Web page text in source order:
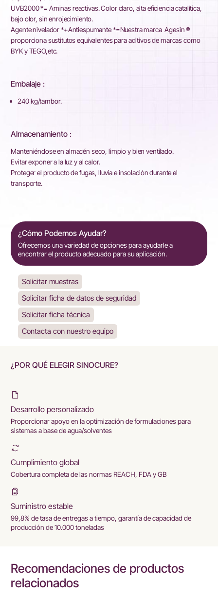
UVB2000 *= Aminas reactivas. Color claro, alta eficiencia catalítica,
bajo olor, sin enrojecimiento.
Agente nivelador *+Antiespumante *=Nuestra marca Agesin ®
proporciona sustitutos equivalentes para aditivos de marcas como
BYK y TEGO,etc.
Embalaje :
240 kg/tambor.
Almacenamiento :
Manteniéndose en almacén seco, limpio y bien ventilado.
Evitar exponer a la luz y al calor.
Proteger el producto de fugas, lluvia e insolación durante el
transporte.
¿Cómo Podemos Ayudar?
Ofrecemos una variedad de opciones para ayudarle a
encontrar el producto adecuado para su aplicación.
Solicitar muestras
Solicitar ficha de datos de seguridad
Solicitar ficha técnica
Contacta con nuestro equipo
¿POR QUÉ ELEGIR SINOCURE?
Desarrollo personalizado
Proporcionar apoyo en la optimización de formulaciones para
sistemas a base de agua/solventes
Cumplimiento global
Cobertura completa de las normas REACH, FDA y GB
Suministro estable
99,8% de tasa de entregas a tiempo, garantía de capacidad de
producción de 10.000 toneladas
Recomendaciones de productos
relacionados